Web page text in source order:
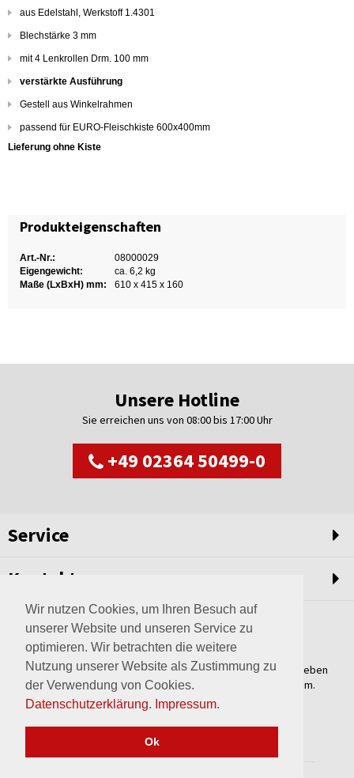
Wir nutzen Cookies, um Ihren Besuch auf
unserer Website und unseren Service zu
optimieren. Wir betrachten die weitere
Nutzung unserer Website als Zustimmung zu
der Verwendung von Cookies.
Datenschutzerklärung. Impressum.
Ok
aus Edelstahl, Werkstoff 1.4301
Blechstärke 3 mm
mit 4 Lenkrollen Drm. 100 mm
verstärkte Ausführung
Gestell aus Winkelrahmen
passend für EURO-Fleischkiste 600x400mm
Lieferung ohne Kiste
Produkteigenschaften
Art.-Nr.:
08000029
Eigengewicht:
ca. 6,2 kg
Maße (LxBxH) mm:
610 x 415 x 160
Unsere Hotline
Sie erreichen uns von 08:00 bis 17:00 Uhr
+49 02364 50499-0
Service
Kontakt
Weltweit setzen wir unsere Erfahrungswerte und unser Streben
nach innovativen Lösungen in unvergleichliche Anlagen um.
Erfahren Sie mehr über uns.